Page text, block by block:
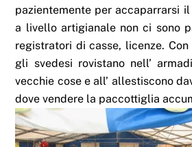
pazientemente per accaparrarsi
a livello artigianale non ci sono
registratori di casse, licenze. Con
gli svedesi rovistano nell’
vecchie cose e all’ allestiscono
dove vendere la paccottiglia